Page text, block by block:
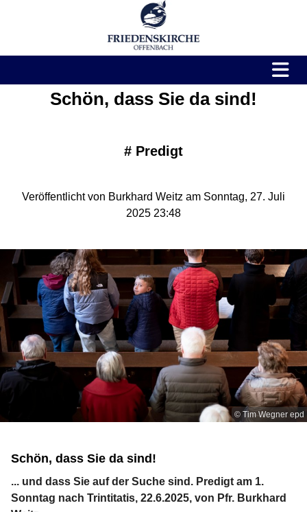
Schön, dass Sie da sind!
# Predigt
Veröffentlicht von Burkhard Weitz am Sonntag, 27. Juli
2025 23:48
© Tim Wegner epd
Schön, dass Sie da sind!
... und dass Sie auf der Suche sind. Predigt am 1.
Sonntag nach Trintitatis, 22.6.2025, von Pfr. Burkhard